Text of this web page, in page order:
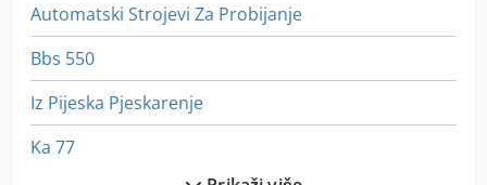
Automatski Strojevi Za Probijanje
Bbs 550
Iz Pijeska Pjeskarenje
Ka 77